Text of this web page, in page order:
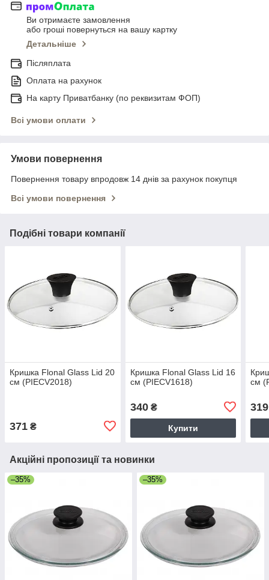
Ви отримаєте замовлення
або гроші повернуться на вашу картку
Детальніше
Післяплата
Оплата на рахунок
На карту Приватбанку (по реквизитам ФОП)
Всі умови оплати
Умови повернення
Повернення товару впродовж 14 днів за рахунок покупця
Всі умови повернення
Подібні товари компанії
Кришка Flonal Glass Lid 20
см (PIECV2018)
371 ₴
Кришка Flonal Glass Lid 16
см (PIECV1618)
340₴
Купити
см
319
Акційні пропозиції та новинки
–35% –35%